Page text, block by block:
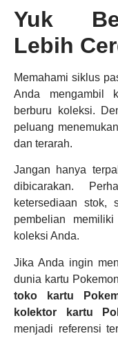
Yuk
Lebih
Memahami siklus
Anda mengambil
berburu koleksi.
peluang
dan terarah.
Jangan hanya
dibicarakan.
ketersediaan stok,
pembelian
koleksi Anda.
Jika Anda ingin
dunia kartu
toko kartu
kolektor kartu
menjadi referensi